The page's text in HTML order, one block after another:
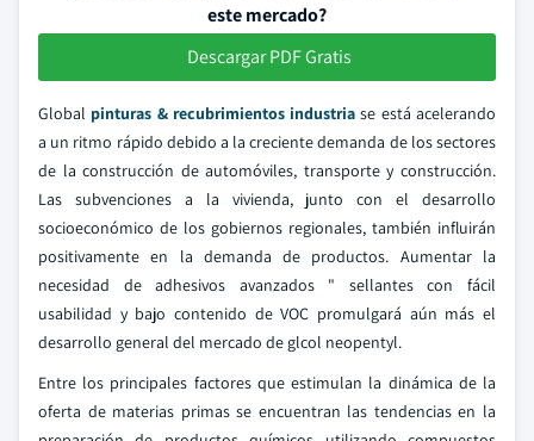
este mercado?
Descargar PDF Gratis
Global pinturas & recubrimientos industria se está acelerando
a un ritmo rápido debido a la creciente demanda de los sectores
de la construcción de automóviles, transporte y construcción.
Las subvenciones a la vivienda, junto con el desarrollo
socioeconómico de los gobiernos regionales, también influirán
positivamente en la demanda de productos. Aumentar la
necesidad de adhesivos avanzados " sellantes con fácil
usabilidad y bajo contenido de VOC promulgará aún más el
desarrollo general del mercado de glcol neopentyl.
Entre los principales factores que estimulan la dinámica de la
oferta de materias primas se encuentran las tendencias en la